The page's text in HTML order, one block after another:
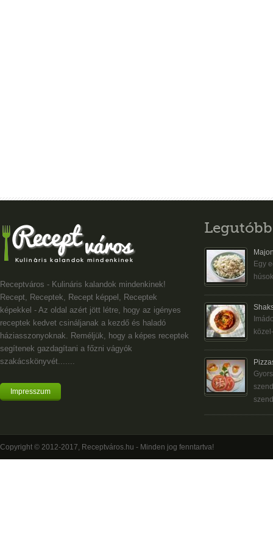
Receptváros - Kulináris kalandok mindenkinek!
Recept, Receptek, Recept képpel, Receptek
képekkel - Az oldal azért jött létre, hogy az igényes
receptek kedvet csináljanak a kezdő és haladó
háziasszonyoknak. Reméljük, hogy a képes receptek
segítenek gazdagítani a főzni vágyók
szakácskönyvét.......
Impresszum
Egy
Copyright © 2012-2017, Receptváros.hu - Minden jog fenntartva!